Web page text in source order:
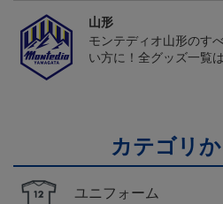
山形
モンテディオ山形のす
い方に！全グッズ一覧
カテゴリ
ユニフォーム